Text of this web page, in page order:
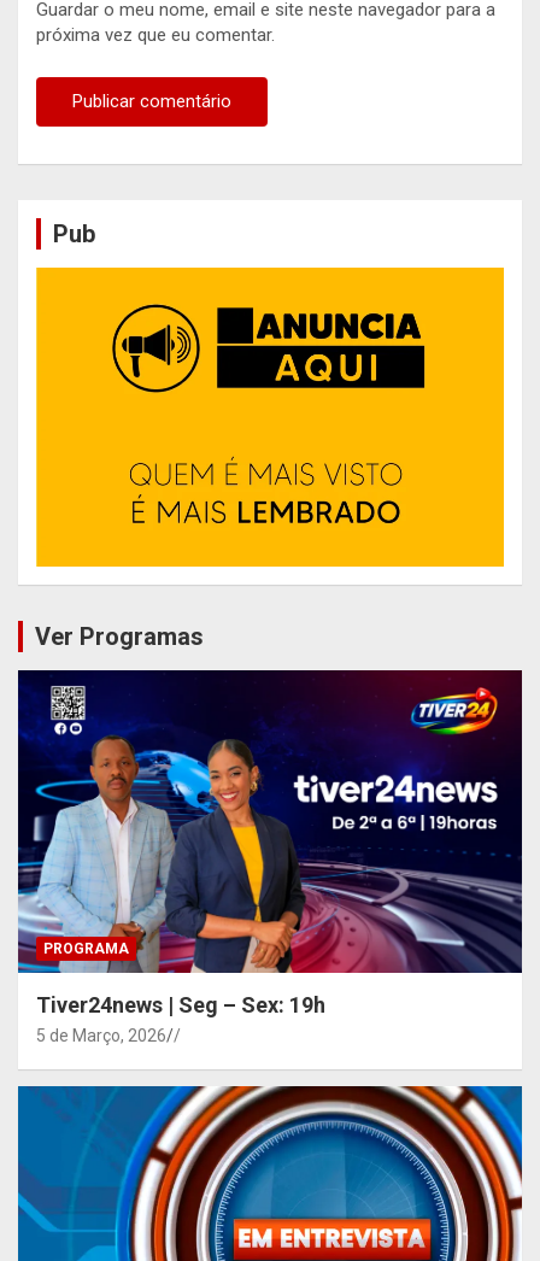
Guardar o meu nome, email e site neste navegador para a
próxima vez que eu comentar.
Pub
Ver Programas
PROGRAMA
Tiver24news | Seg – Sex: 19h
5 de Março, 2026 /